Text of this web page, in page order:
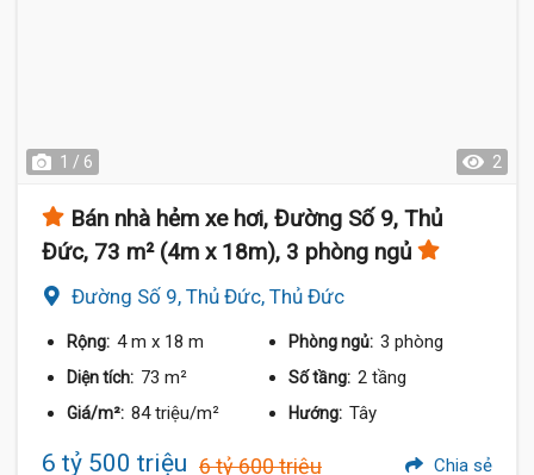
1 / 6 2
Bán nhà hẻm xe hơi, Đường Số 9, Thủ
Đức, 73 m² (4m x 18m), 3 phòng ngủ
Đường Số 9, Thủ Đức, Thủ Đức
Rộng: 4 m x 18 m Phòng ngủ: 3 phòng
Diện tích: 73 m² Số tầng: 2 tầng
Giá/m²: 84 triệu/m² Hướng: Tây
6 tỷ 500 triệu 6 tỷ 600 triệu Chia sẻ